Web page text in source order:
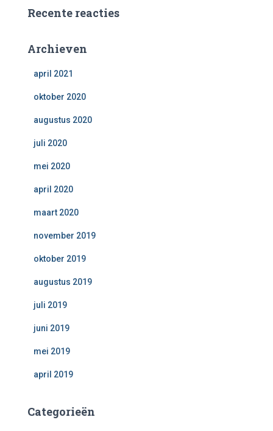
Recente reacties
Archieven
april 2021
oktober 2020
augustus 2020
juli 2020
mei 2020
april 2020
maart 2020
november 2019
oktober 2019
augustus 2019
juli 2019
juni 2019
mei 2019
april 2019
Categorieën